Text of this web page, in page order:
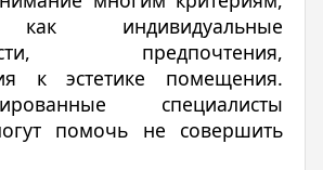
индивидуальные
предпочтения,
к эстетике помещения.
специалисты
помочь не совершить